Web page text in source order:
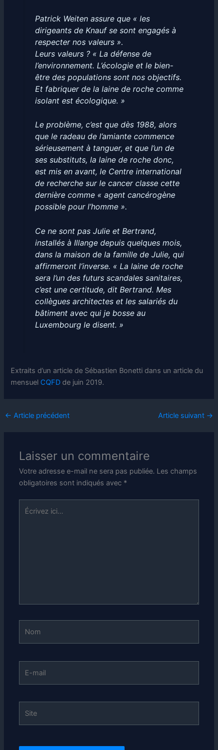
Patrick Weiten assure que « les
dirigeants de Knauf se sont engagés à
respecter nos valeurs ».
Leurs valeurs ? « La défense de
l’environnement. L’écologie et le bien-
être des populations sont nos objectifs.
Et fabriquer de la laine de roche comme
isolant est écologique. »
Le problème, c’est que dès 1988, alors
que le radeau de l’amiante commence
sérieusement à tanguer, et que l’un de
ses substituts, la laine de roche donc,
est mis en avant, le Centre international
de recherche sur le cancer classe cette
dernière comme « agent cancérogène
possible pour l’homme ».
Ce ne sont pas Julie et Bertrand,
installés à Illange depuis quelques mois,
dans la maison de la famille de Julie, qui
affirmeront l’inverse. « La laine de roche
sera l’un des futurs scandales sanitaires,
c’est une certitude, dit Bertrand. Mes
collègues architectes et les salariés du
bâtiment avec qui je bosse au
Luxembourg le disent. »
Extraits d’un article de Sébastien Bonetti dans un article du
mensuel CQFD de juin 2019.
← Article précédent Article suivant →
Laisser un commentaire
Votre adresse e-mail ne sera pas publiée. Les champs
obligatoires sont indiqués avec *
ici…
mail